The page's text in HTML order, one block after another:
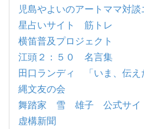
児島やよいのアートママ対談
星占いサイト 筋トレ
横笛普及プロジェクト
江頭２：５０ 名言集
田口ランディ 「いま、伝
縄文友の会
舞踏家 雪 雄子 公式サイ
虚構新聞